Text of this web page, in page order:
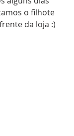
o filhote
da loja :)